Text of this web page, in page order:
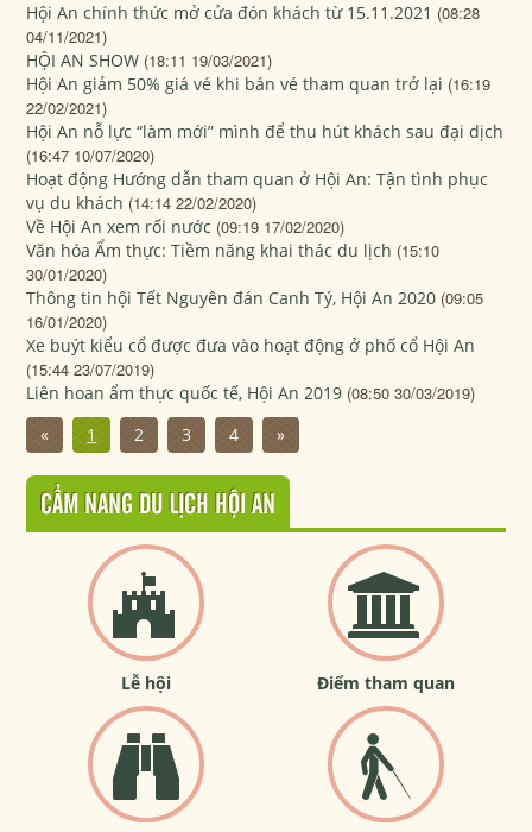
Hội An chính thức mở cửa đón khách từ 15.11.2021 (08:28
04/11/2021)
HỘI AN SHOW (18:11 19/03/2021)
Hội An giảm 50% giá vé khi bán vé tham quan trở lại (16:19
22/02/2021)
Hội An nỗ lực “làm mới” mình để thu hút khách sau đại dịch
(16:47 10/07/2020)
Hoạt động Hướng dẫn tham quan ở Hội An: Tận tình phục
vụ du khách (14:14 22/02/2020)
Về Hội An xem rối nước (09:19 17/02/2020)
Văn hóa Ẩm thực: Tiềm năng khai thác du lịch (15:10
30/01/2020)
Thông tin hội Tết Nguyên đán Canh Tý, Hội An 2020 (09:05
16/01/2020)
Xe buýt kiểu cổ được đưa vào hoạt động ở phố cổ Hội An
(15:44 23/07/2019)
Liên hoan ẩm thực quốc tế, Hội An 2019 (08:50 30/03/2019)
«
1 2 3 4 »
CẨM NANG DU LỊCH HỘI AN
Lễ hội Điểm tham quan